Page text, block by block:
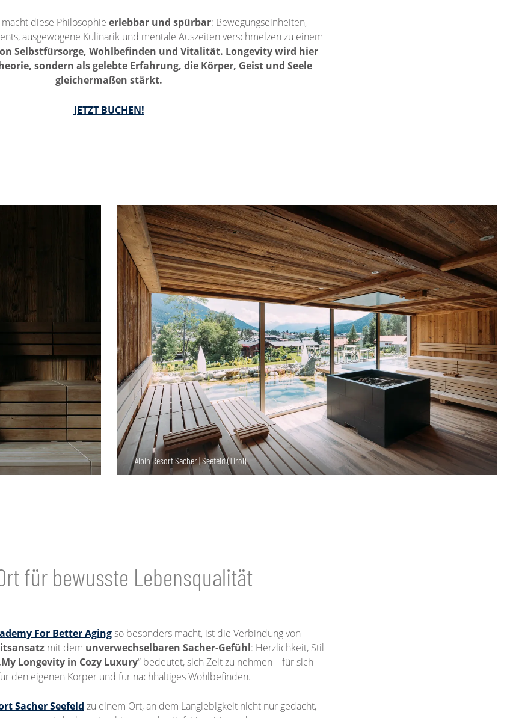
macht diese Philosophie erlebbar und spürbar: Bewegungseinheiten,
ausgewogene Kulinarik und mentale Auszeiten verschmelzen zu einem
Selbstfürsorge, Wohlbefinden und Vitalität. Longevity wird hier
sondern als gelebte Erfahrung, die Körper, Geist und Seele
gleichermaßen stärkt.
JETZT BUCHEN!
Alpin Resort Sacher | Seefeld (Tirol)
für bewusste Lebensqualität
For Better Agingso besonders macht, ist die Verbindung von
mit dem unverwechselbaren Sacher-Gefühl: Herzlichkeit, Stil
My Longevity in Cozy Luxury“ bedeutet, sich Zeit zu nehmen – für sich
den eigenen Körper und für nachhaltiges Wohlbefinden.
Sacher Seefeld zu einem Ort, an dem Langlebigkeit nicht nur gedacht,